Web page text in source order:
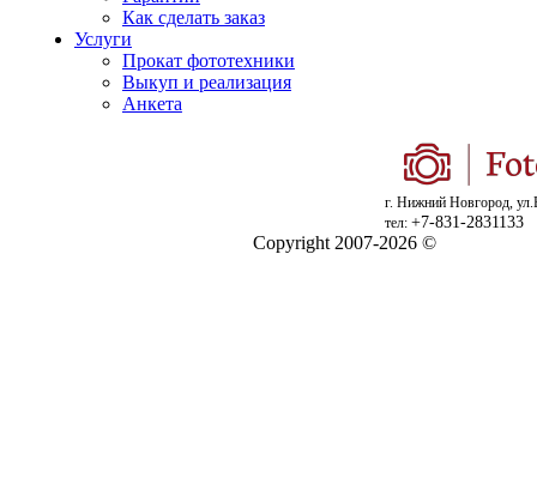
Как сделать заказ
Услуги
Прокат фототехники
Выкуп и реализация
Анкета
г. Нижний Новгород,
тел: +7-831-2831133
Copyright 2007-2026 ©